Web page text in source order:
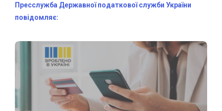
Пресслужба Державної податкової служби України
повідомляє: